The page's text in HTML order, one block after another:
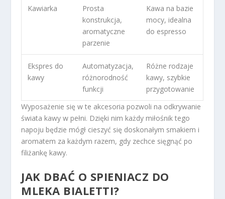
Kawiarka
Prosta
konstrukcja,
aromatyczne
parzenie
Kawa na bazie
mocy, idealna
do espresso
Ekspres do
kawy
Automatyzacja,
różnorodność
funkcji
Różne rodzaje
kawy, szybkie
przygotowanie
Wyposażenie się w te akcesoria pozwoli na odkrywanie
świata kawy w pełni. Dzięki nim każdy miłośnik tego
napoju będzie mógł cieszyć się doskonałym smakiem i
aromatem za każdym razem, gdy zechce sięgnąć po
filiżankę kawy.
JAK DBAĆ O SPIENIACZ DO
MLEKA BIALETTI?